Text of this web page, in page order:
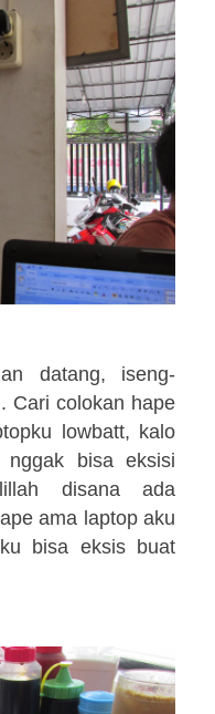
datang, iseng-
Cari colokan hape
lowbatt, kalo
bisa eksisi
disana ada
ama laptop aku
bisa eksis buat